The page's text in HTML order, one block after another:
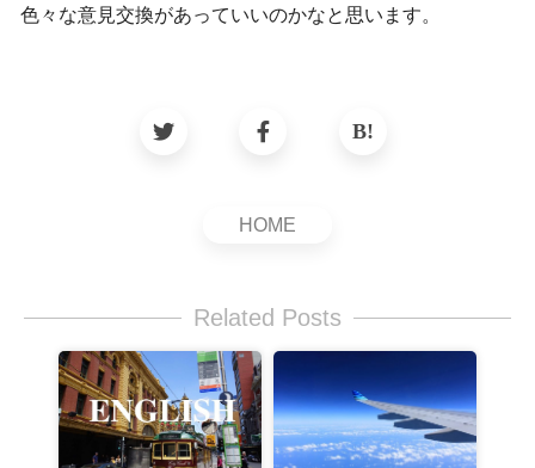
色々な意見交換があっていいのかなと思います。
HOME
Related Posts